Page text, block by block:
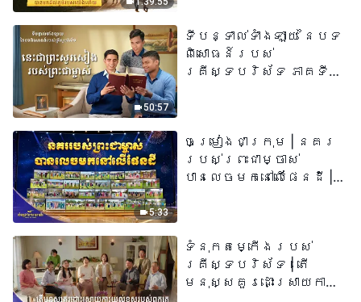
50:57
ទីបន្ទាល់ទាំងឡាយ នៃបទ
ពិសោធន៍របស់
គ្រីស្ទបរិស័ទ ភាគទី
5:33
ចម្រៀងជាក្រុម | នគរ
របស់ព្រះជាម្ចាស់
បានលេចមកនៅលើផែនដី |
ទំនុកតម្កើង​របស់​
គ្រីស្ទបរិស័ទ​ | តើ
មនុស្សគួរដោះស្រាយការ